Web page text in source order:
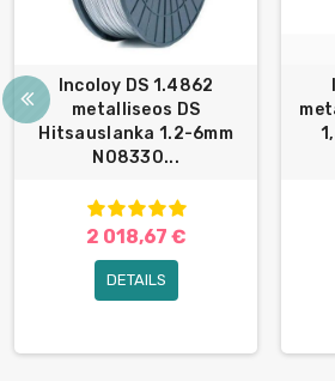
Incoloy DS 1.4862
metalliseos DS
Hitsauslanka 1.2-6mm
N08330...
2 018,67 €
DETAILS